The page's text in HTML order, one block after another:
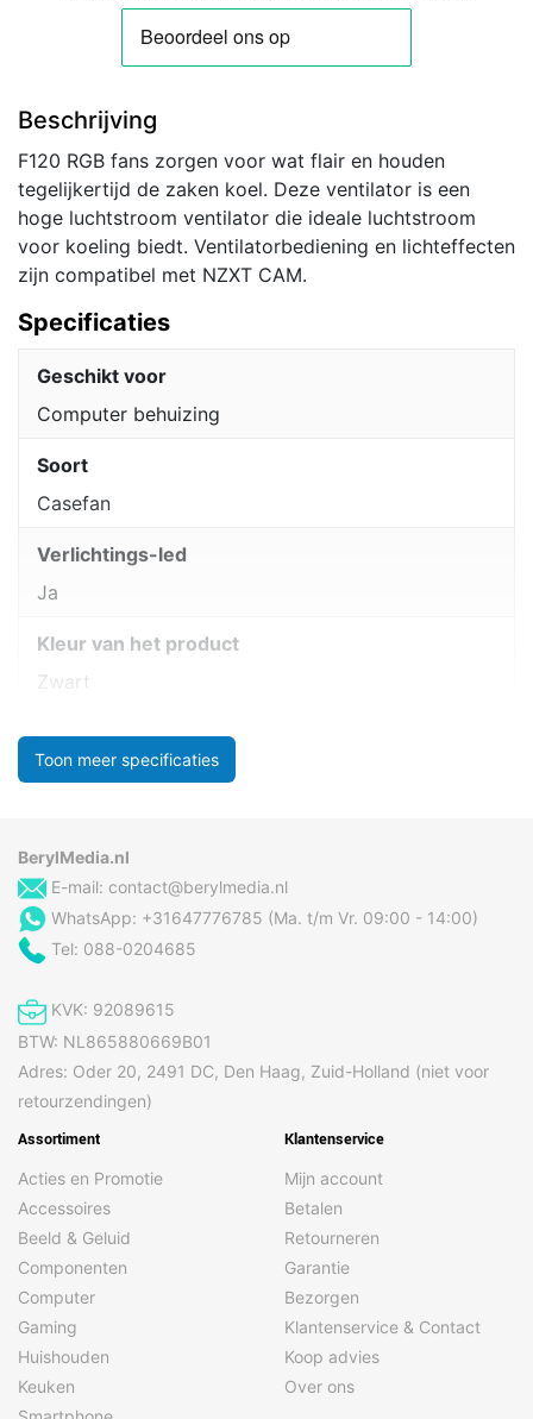
Beschrijving
F120 RGB fans zorgen voor wat flair en houden
tegelijkertijd de zaken koel. Deze ventilator is een
hoge luchtstroom ventilator die ideale luchtstroom
voor koeling biedt. Ventilatorbediening en lichteffecten
zijn compatibel met NZXT CAM.
Specificaties
Geschikt voor
Computer behuizing
Soort
Casefan
Verlichtings-led
Ja
Kleur van het product
Zwart
Toon meer specificaties
BerylMedia.nl
E-mail: contact@berylmedia.nl
WhatsApp: +31647776785 (Ma. t/m Vr. 09:00 - 14:00)
Tel: 088-0204685
KVK: 92089615
BTW: NL865880669B01
Adres: Oder 20, 2491 DC, Den Haag, Zuid-Holland (niet voor
retourzendingen)
Assortiment
Acties en Promotie
Accessoires
Beeld & Geluid
Componenten
Computer
Gaming
Huishouden
Keuken
Klantenservice
Mijn account
Betalen
Retourneren
Garantie
Bezorgen
Klantenservice & Contact
Koop advies
Over ons